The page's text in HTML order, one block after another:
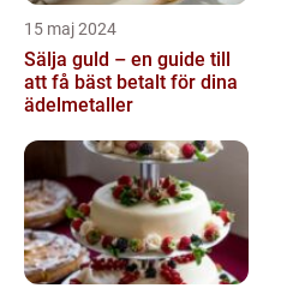
15 maj 2024
Sälja guld – en guide till
att få bäst betalt för dina
ädelmetaller